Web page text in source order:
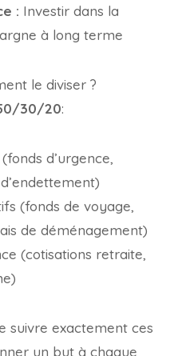
: Investir dans la
à long terme
le diviser ?
30/20:
d’urgence,
(fonds de voyage,
de déménagement)
(cotisations retraite,
suivre exactement ces
un but à chaque